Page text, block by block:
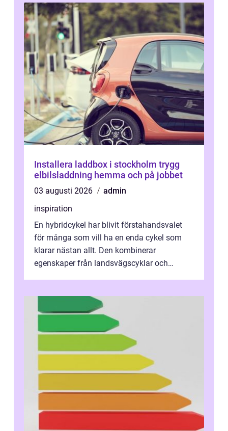
Installera laddbox i stockholm trygg
elbilsladdning hemma och på jobbet
03 augusti 2026
admin
inspiration
En hybridcykel har blivit förstahandsvalet
för många som vill ha en enda cykel som
klarar nästan allt. Den kombinerar
egenskaper från landsvägscyklar och